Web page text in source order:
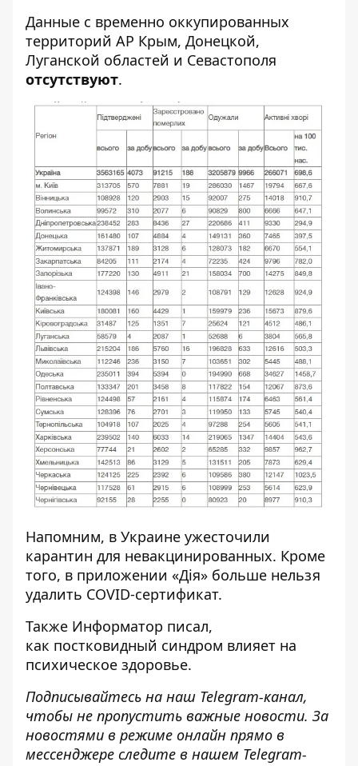
Данные с временно оккупированных
территорий АР Крым, Донецкой,
Луганской областей и Севастополя
отсутствуют.
Напомним, в Украине ужесточили
карантин для невакцинированных. Кроме
того, в приложении «Дія» больше нельзя
удалить COVID-сертификат.
Также Информатор писал,
как постковидный синдром влияет на
психическое здоровье.
Подписывайтесь на наш Telegram-канал,
чтобы не пропустить важные новости. За
новостями в режиме онлайн прямо в
мессенджере следите в нашем Telegram-